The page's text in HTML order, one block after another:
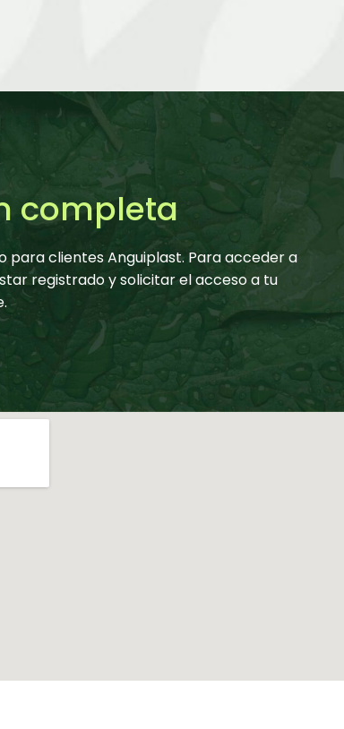
completa
para clientes Anguiplast. Para acceder a
registrado y solicitar el acceso a tu